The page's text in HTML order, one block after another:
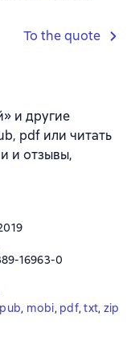
To the quote
и другие
pdf или читать
и отзывы,
16963-0
, mobi, pdf, txt, zip